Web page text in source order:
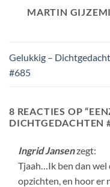
MARTIN
Gelukkig –
#685
8 REACTIES OP “
DICHTGEDACHTEN
Ingrid Jansenzegt:
Tjaah…Ik ben dan wel
opzichten, en hoor er